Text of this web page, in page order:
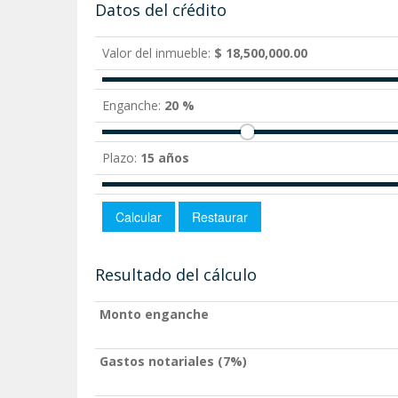
Datos del cŕédito
Valor del inmueble: $ 18,500,000.00
Enganche: 20 %
Plazo: 15 años
Resultado del cálculo
Monto enganche
Gastos notariales (7%)